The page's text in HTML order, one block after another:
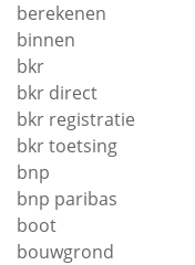
berekenen
binnen
bkr
bkr direct
bkr registratie
bkr toetsing
bnp
bnp paribas
boot
bouwgrond